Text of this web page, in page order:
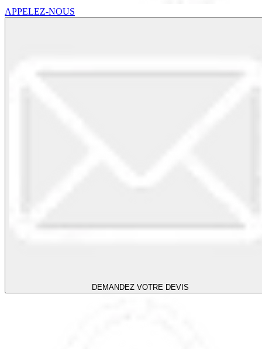
APPELEZ-NOUS
DEMANDEZ VOTRE DEVIS